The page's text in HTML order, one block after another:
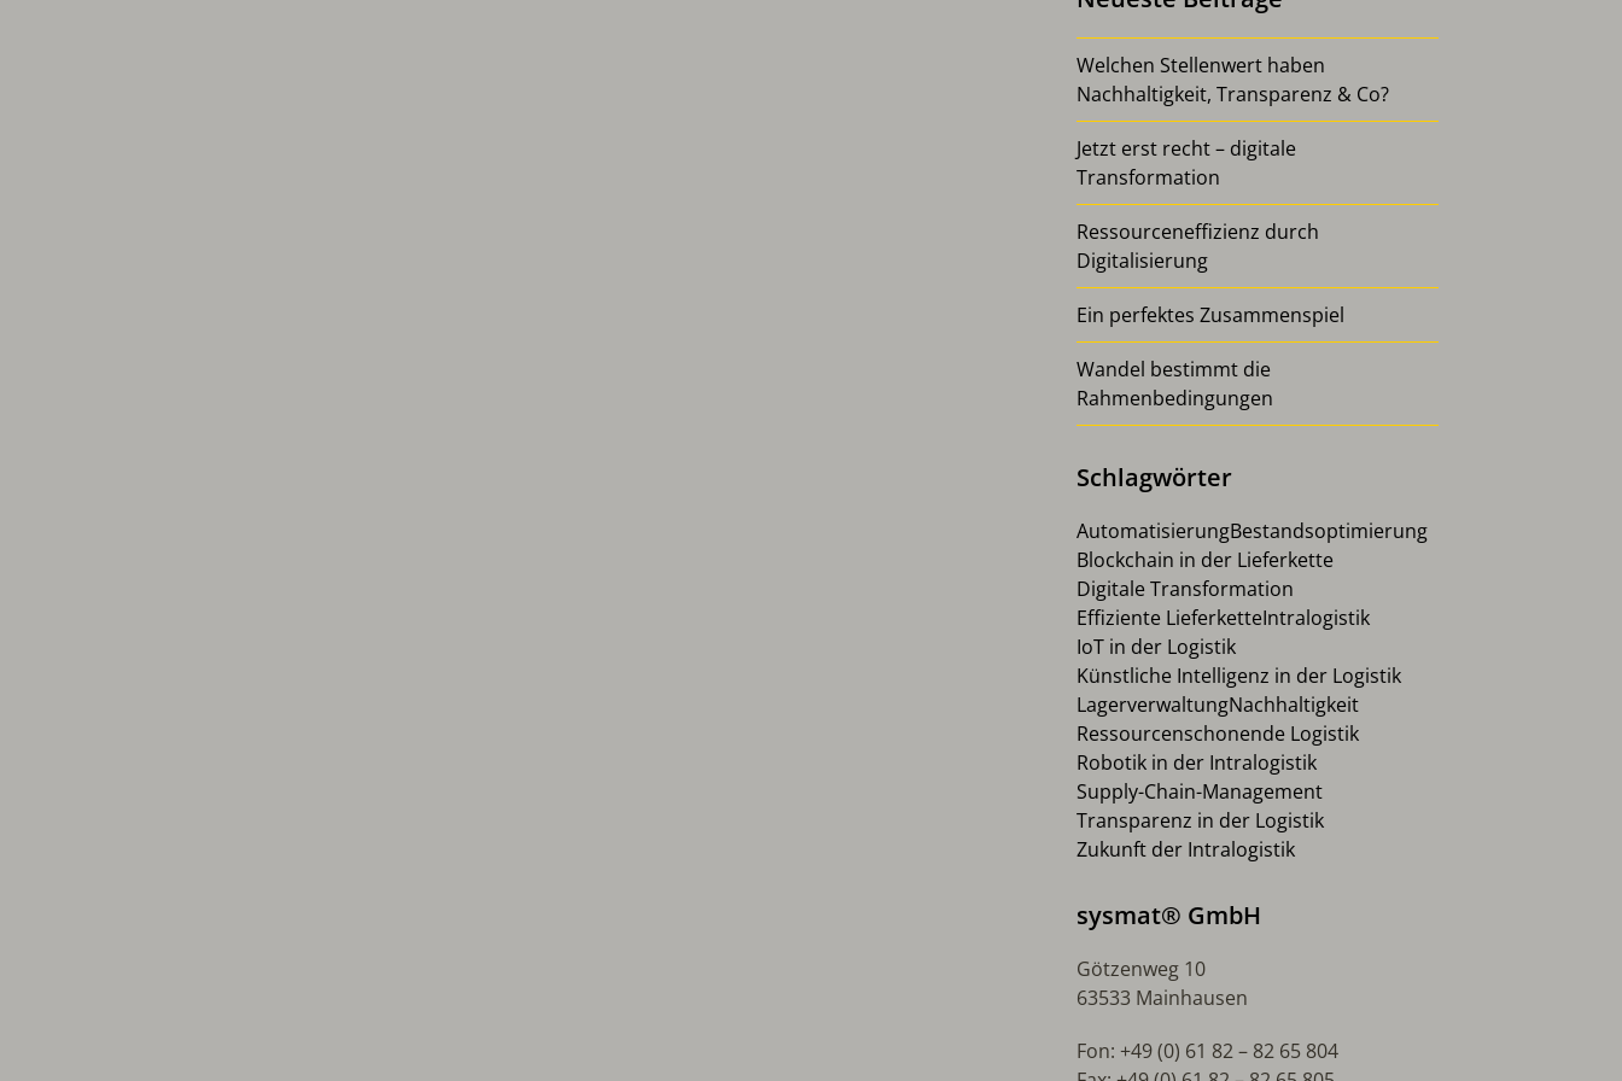
Welchen Stellenwert haben
Nachhaltigkeit, Transparenz & Co?
Jetzt erst recht – digitale
Transformation
Ressourceneffizienz durch
Digitalisierung
Ein perfektes Zusammenspiel
Wandel bestimmt die
Rahmenbedingungen
Schlagwörter
AutomatisierungBestandsoptimierung
Blockchain in der Lieferkette
Digitale Transformation
Effiziente LieferketteIntralogistik
IoT in der Logistik
Künstliche Intelligenz in der Logistik
LagerverwaltungNachhaltigkeit
Ressourcenschonende Logistik
Robotik in der Intralogistik
Supply-Chain-Management
Transparenz in der Logistik
Zukunft der Intralogistik
sysmat® GmbH
Götzenweg 10
63533 Mainhausen
Fon: +49 (0) 61 82 – 82 65 804